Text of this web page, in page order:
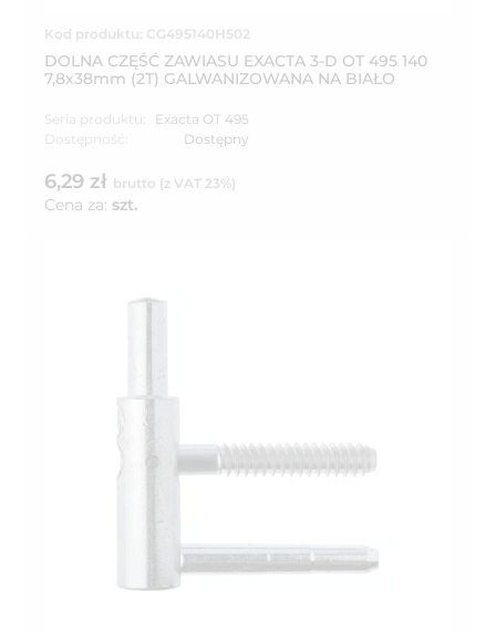
Kod produktu: CG495140H502
DOLNA CZĘŚĆ ZAWIASU EXACTA 3-D OT 495 140
7,8x38mm (2T) GALWANIZOWANA NA BIAŁO
Seria produktu:
Exacta OT 495
Dostępność:
Dostępny
6,29 zł brutto (z VAT 23%)
Cena za: szt.